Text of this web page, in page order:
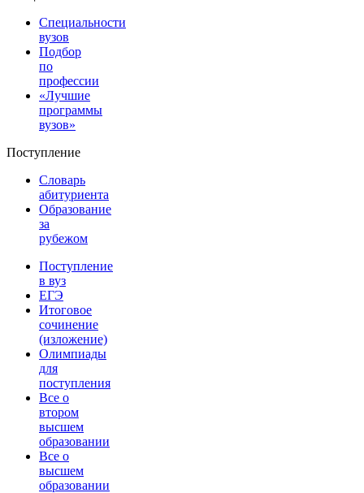
Специальности
вузов
Подбор
по
профессии
«Лучшие
программы
вузов»
Поступление
Словарь
абитуриента
Образование
за
рубежом
Поступление
в вуз
ЕГЭ
Итоговое
сочинение
(изложение)
Олимпиады
для
поступления
Все о
втором
высшем
образовании
Все о
высшем
образовании